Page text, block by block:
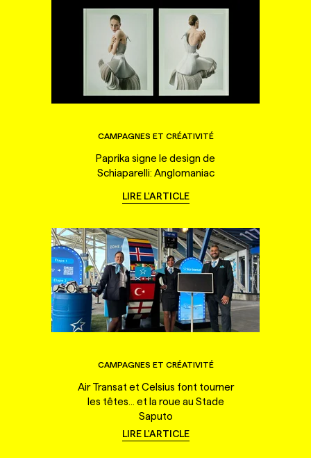
CAMPAGNES ET CRÉATIVITÉ
Paprika signe le design de
Schiaparelli: Anglomaniac
LIRE L'ARTICLE
CAMPAGNES ET CRÉATIVITÉ
Air Transat et Celsius font tourner
les têtes... et la roue au Stade
Saputo
LIRE L'ARTICLE